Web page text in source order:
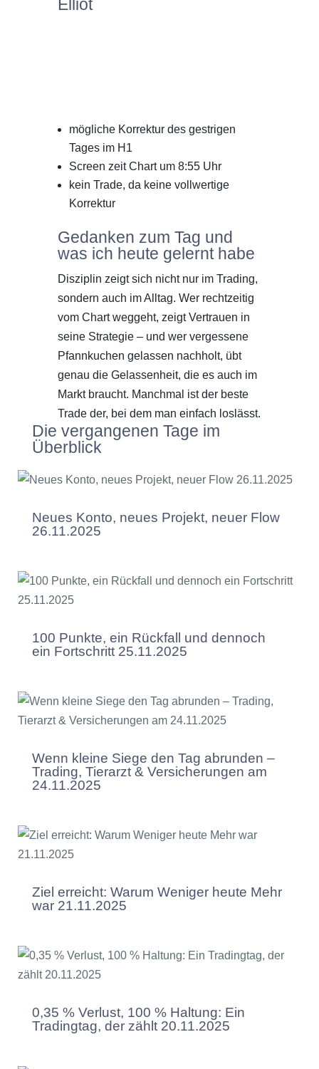
Elliot
mögliche Korrektur des gestrigen
Tages im H1
Screen zeit Chart um 8:55 Uhr
kein Trade, da keine vollwertige
Korrektur
Gedanken zum Tag und
was ich heute gelernt habe
Disziplin zeigt sich nicht nur im Trading,
sondern auch im Alltag. Wer rechtzeitig
vom Chart weggeht, zeigt Vertrauen in
seine Strategie – und wer vergessene
Pfannkuchen gelassen nachholt, übt
genau die Gelassenheit, die es auch im
Markt braucht. Manchmal ist der beste
Trade der, bei dem man einfach loslässt.
Die vergangenen Tage im
Überblick
Neues Konto, neues Projekt, neuer Flow
26.11.2025
100 Punkte, ein Rückfall und dennoch
ein Fortschritt 25.11.2025
Wenn kleine Siege den Tag abrunden –
Trading, Tierarzt & Versicherungen am
24.11.2025
Ziel erreicht: Warum Weniger heute Mehr
war 21.11.2025
0,35 % Verlust, 100 % Haltung: Ein
Tradingtag, der zählt 20.11.2025